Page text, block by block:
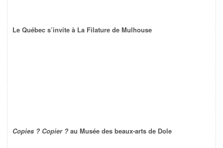
Le Québec s’invite à La Filature de Mulhouse
Copies ? Copier ? au Musée des beaux-arts de Dole